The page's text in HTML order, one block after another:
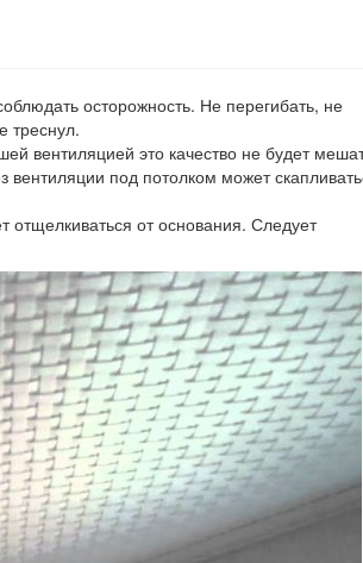
осторожность. Не перегибать, не
треснул.
вентиляцией это качество не будет
вентиляции под потолком может
отщелкиваться от основания. Следует